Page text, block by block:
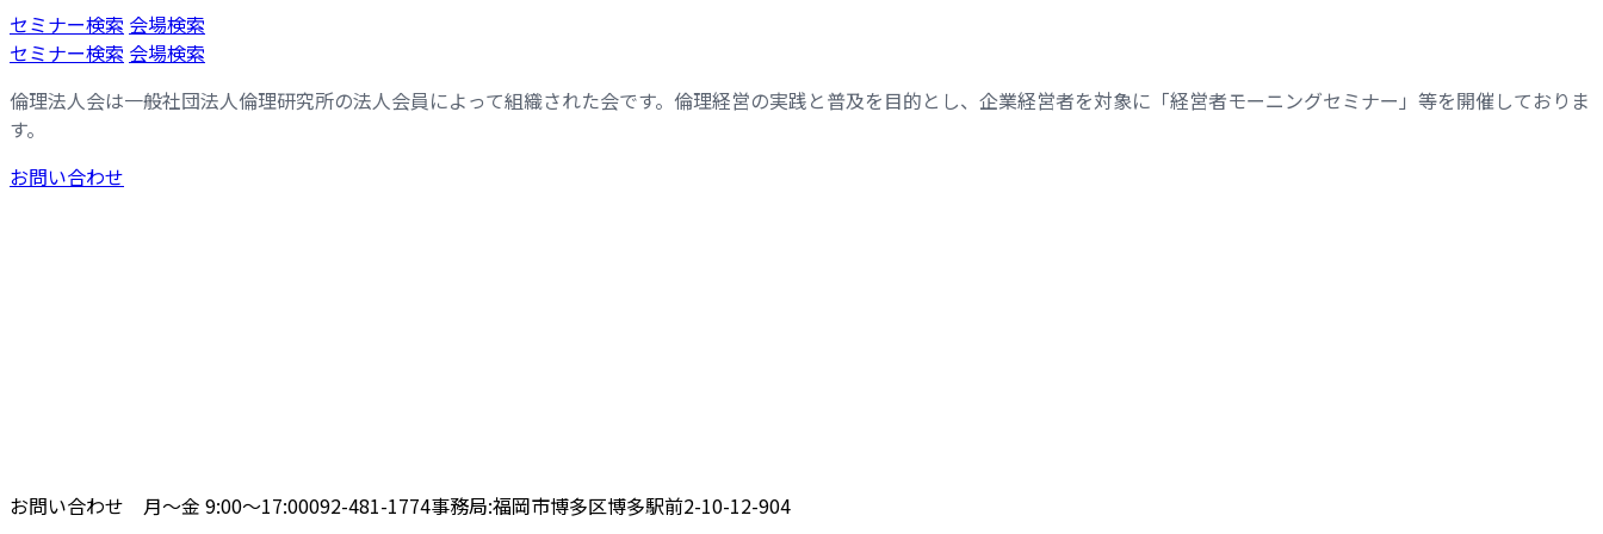
コ
ン
ン
ツ
へ
ス
ナ
ビ
ー
シ
ョ
ン
セミナー検索 会場検索
セミナー検索 会場検索
倫理法人会は一般社団法人倫理研究所の法人会員によって組織された会です。倫理経営の実践と普及を目的とし、企業経営者を対象に「経営者モーニングセミナー」等を開催しておりま
す。
お問い合わせ
お問い合わせ 月〜金 9:00〜17:00092-481-1774事務局:福岡市博多区博多駅前2-10-12-904